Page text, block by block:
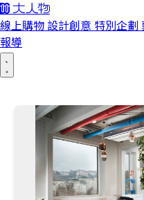
線上購物 設計創意 特別企劃
報導